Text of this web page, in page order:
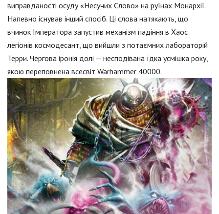
виправданості осуду «Несучих Слово» на руїнах Монархії.
Напевно існував інший спосіб. Ці слова натякають, що
вчинок Імператора запустив механізм падіння в Хаос
легіонів космодесант, що вийшли з потаємних лабораторій
Терри. Чергова іронія долі — несподівана їдка усмішка року,
якою переповнена всесвіт Warhammer 40000.